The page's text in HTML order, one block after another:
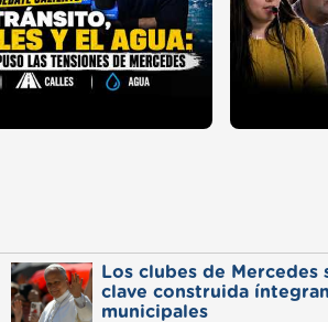
Los clubes de Mercedes
clave construida
municipales